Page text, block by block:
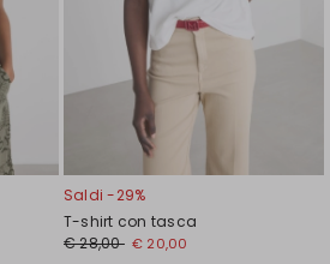
Saldi -29%
T-shirt con tasca
€ 28,00 € 20,00